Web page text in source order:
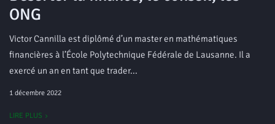
ONG
Victor Cannilla est diplômé d’un master en mathématiques
financières à l’École Polytechnique Fédérale de Lausanne. Il a
exercé un an en tant que trader...
1 décembre 2022
LIRE PLUS